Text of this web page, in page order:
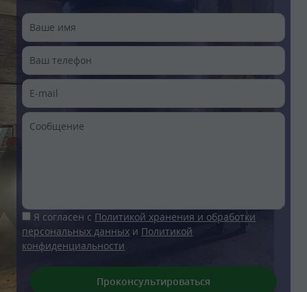
Я согласен с Политикой хранения и обработки
персональных данных и Политикой
конфиденциальности